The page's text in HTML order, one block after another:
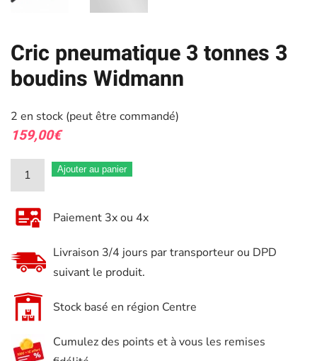
Cric pneumatique 3 tonnes 3
boudins Widmann
2 en stock (peut être commandé)
159,00€
quantité
de
Cric
pneumatique
tonnes
boudins
Ajouter au panier
Paiement 3x ou 4x
Livraison 3/4 jours par transporteur ou DPD
suivant le produit.
Stock basé en région Centre
Cumulez des points et à vous les remises